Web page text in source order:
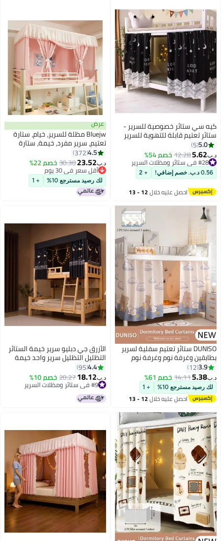
سي ستائر خصوصية للسرير -
تعتيم قابلة للتهوية للسرير
السفلي، وألواح خيمة تظليل
للغبار للاستخدام في السكن
والجامعة والمنزل
5
5.62
12.28خصم 54%
ومظلات السرير
ومظلات السرير + 2
احصل عليه خلال 12 - 13
عرض
Bluejw مظلة للسرير، خيام، ستارة
تعتيم، سرير مفرد، خيمة، ستارة
قماش تظليل الطالب، مظلة سرير،
شبكة ناموسية، نوم الطالب، حماية
الخصوصية
4.5
372
23.52
30.30خصم 22%
أقل سعر في 30 يوم
أقل سعر في 30 يوم
لك رصيد مسترجع 10% + 1
DUNISO ستائر تعتيم سفلية لسرير
وغرفة نوم وغرفة نوم
للخصوصية وغطاء
وخلفية صورة ديكور
ستارة تعتيم 2 لوح
12
5.38
14.11خصم 61%
مسترجع 10% + 1
احصل عليه خلال 12 - 13
اغسطس
الأزرق جي دبليو سرير خيمة الستائر
التظليل التظليل سرير واحد خيمة
الطلاب ظلة القماش مظلة النوم
البعوض صافي الخصوصية حماية
الشريط الإطار غرفة نوم الأطفال
الكرتون نمط رائد الفضاء
4.4
95
18.12
20.27خصم 10%
#9 في ستائر ومظلات السرير